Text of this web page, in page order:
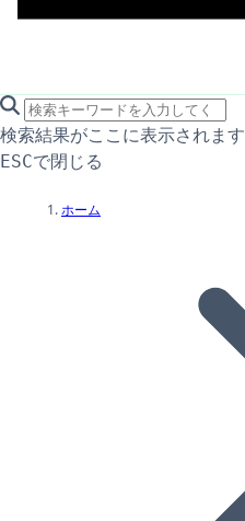
search icon
サイト内検索
検索結果がここに表示されます
ESCで閉じる
ホーム